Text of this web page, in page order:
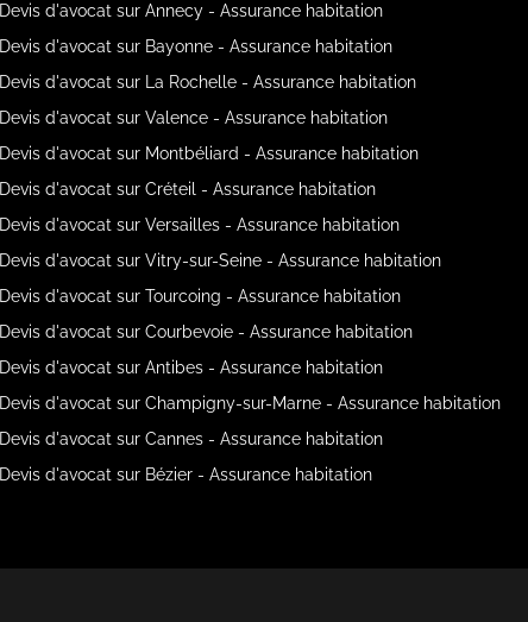
Devis d'avocat sur Annecy - Assurance habitation
Devis d'avocat sur Bayonne - Assurance habitation
Devis d'avocat sur La Rochelle - Assurance habitation
Devis d'avocat sur Valence - Assurance habitation
Devis d'avocat sur Montbéliard - Assurance habitation
Devis d'avocat sur Créteil - Assurance habitation
Devis d'avocat sur Versailles - Assurance habitation
Devis d'avocat sur Vitry-sur-Seine - Assurance habitation
Devis d'avocat sur Tourcoing - Assurance habitation
Devis d'avocat sur Courbevoie - Assurance habitation
Devis d'avocat sur Antibes - Assurance habitation
Devis d'avocat sur Champigny-sur-Marne - Assurance habitation
Devis d'avocat sur Cannes - Assurance habitation
Devis d'avocat sur Bézier - Assurance habitation